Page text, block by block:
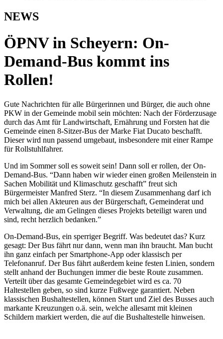
NEWS
ÖPNV in Scheyern: On-
Demand-Bus kommt ins
Rollen!
Gute Nachrichten für alle Bürgerinnen und Bürger, die auch ohne
PKW in der Gemeinde mobil sein möchten: Nach der Förderzusage
durch das Amt für Landwirtschaft, Ernährung und Forsten hat die
Gemeinde einen 8-Sitzer-Bus der Marke Fiat Ducato beschafft.
Dieser wird nun passend umgebaut, insbesondere mit einer Rampe
für Rollstuhlfahrer.
Und im Sommer soll es soweit sein! Dann soll er rollen, der On-
Demand-Bus. “Dann haben wir wieder einen großen Meilenstein in
Sachen Mobilität und Klimaschutz geschafft” freut sich
Bürgermeister Manfred Sterz. “In diesem Zusammenhang darf ich
mich bei allen Akteuren aus der Bürgerschaft, Gemeinderat und
Verwaltung, die am Gelingen dieses Projekts beteiligt waren und
sind, recht herzlich bedanken.”
On-Demand-Bus, ein sperriger Begriff. Was bedeutet das? Kurz
gesagt: Der Bus fährt nur dann, wenn man ihn braucht. Man bucht
ihn ganz einfach per Smartphone-App oder klassisch per
Telefonanruf. Der Bus fährt außerdem keine festen Linien, sondern
stellt anhand der Buchungen immer die beste Route zusammen.
Verteilt über das gesamte Gemeindegebiet wird es ca. 70
Haltestellen geben, so sind kurze Fußwege garantiert. Neben
klassischen Bushaltestellen, können Start und Ziel des Busses auch
markante Kreuzungen o.ä. sein, welche allesamt mit kleinen
Schildern markiert werden, die auf die Bushaltestelle hinweisen.